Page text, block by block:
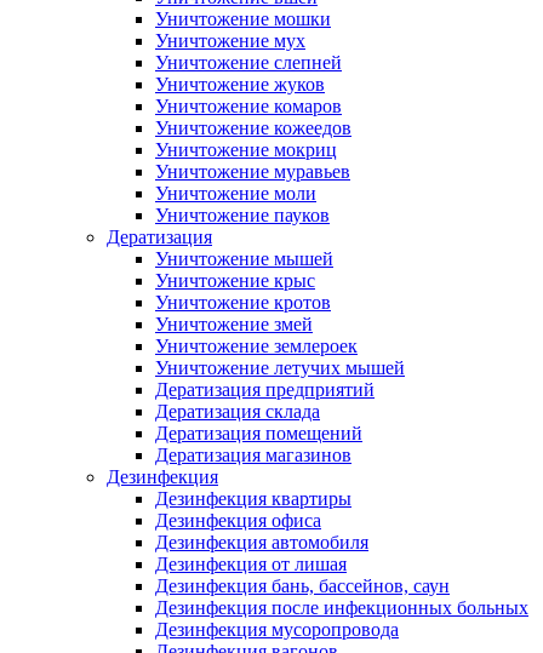
Уничтожение мошки
Уничтожение мух
Уничтожение слепней
Уничтожение жуков
Уничтожение комаров
Уничтожение кожеедов
Уничтожение мокриц
Уничтожение муравьев
Уничтожение моли
Уничтожение пауков
Дератизация
Уничтожение мышей
Уничтожение крыс
Уничтожение кротов
Уничтожение змей
Уничтожение землероек
Уничтожение летучих мышей
Дератизация предприятий
Дератизация склада
Дератизация помещений
Дератизация магазинов
Дезинфекция
Дезинфекция квартиры
Дезинфекция офиса
Дезинфекция автомобиля
Дезинфекция от лишая
Дезинфекция бань, бассейнов, саун
Дезинфекция после инфекционных больных
Дезинфекция мусоропровода